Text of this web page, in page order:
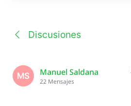
Discusiones
MS Manuel Saldana
22 Mensajes